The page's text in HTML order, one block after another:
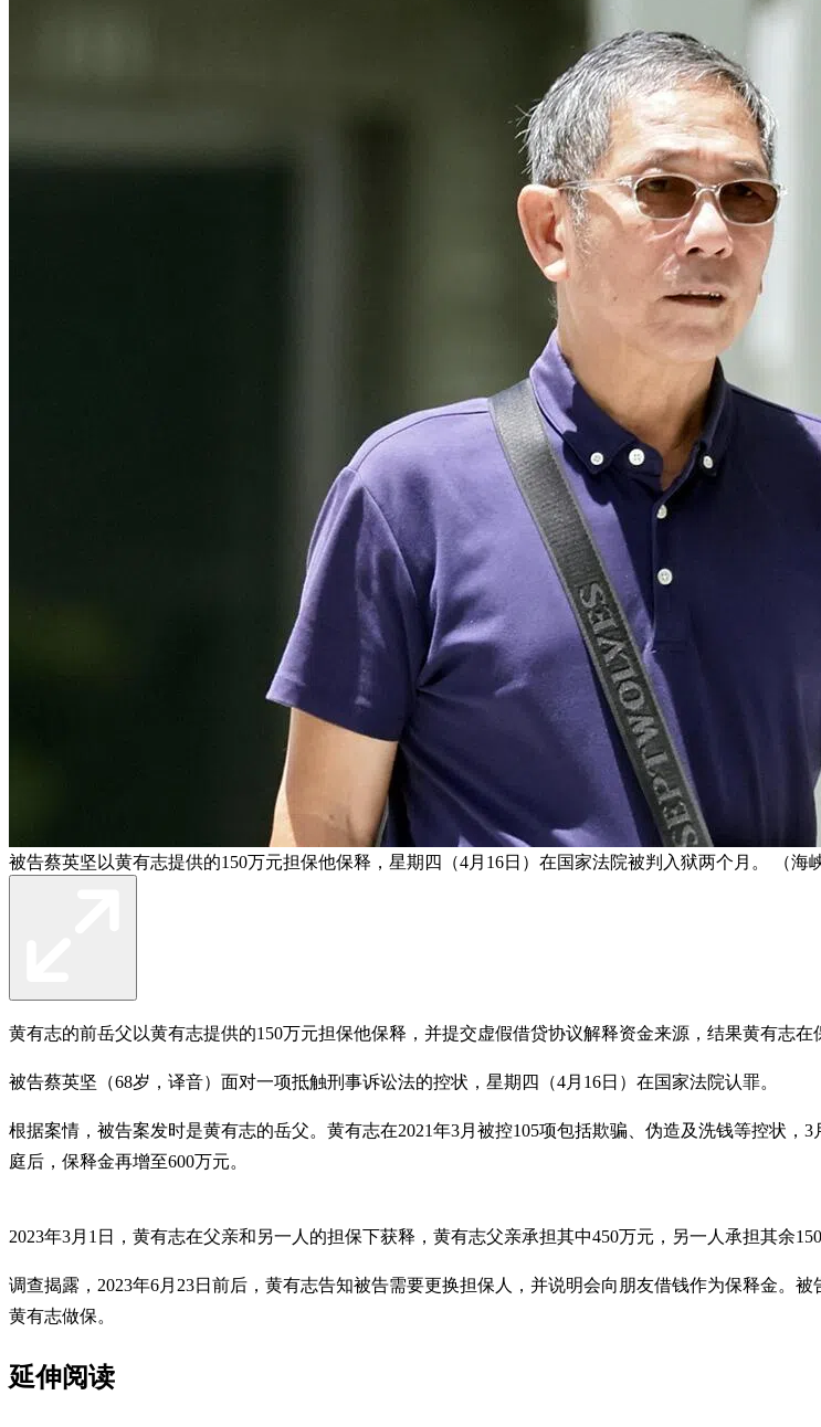
被告蔡英坚以黄有志提供的150万元担保他保释，星期四（4月16日）在国家法院被判入狱两个月。 （海
黄有志的前岳父以黄有志提供的150万元担保他保释，并提交虚假借贷协议解释资金来源，结果黄有志
被告蔡英坚（68岁，译音）面对一项抵触刑事诉讼法的控状，星期四（4月16日）在国家法院认罪。
根据案情，被告案发时是黄有志的岳父。黄有志在2021年3月被控105项包括欺骗、伪造及洗钱等控状，
庭后，保释金再增至600万元。
2023年3月1日，黄有志在父亲和另一人的担保下获释，黄有志父亲承担其中450万元，另一人承担其余
调查揭露，2023年6月23日前后，黄有志告知被告需要更换担保人，并说明会向朋友借钱作为保释金。
黄有志做保。
延伸阅读